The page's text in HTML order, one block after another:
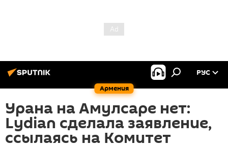
Армения
РУС
Урана на Амулсаре нет:
Lydian сделала заявление,
ссылаясь на Комитет